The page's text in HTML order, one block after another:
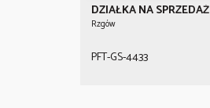
DZIAŁKA NA SPRZEDAŻ
Rzgów
PFT-GS-4433